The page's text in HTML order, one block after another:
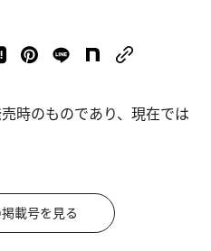
時のものであり、現在では
載号を見る